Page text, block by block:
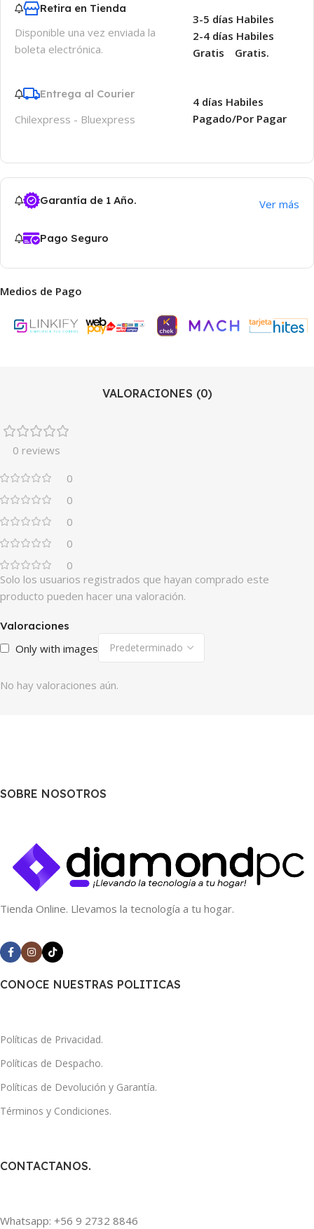
Retira en Tienda
Disponible una vez enviada la
boleta electrónica.
3-5 días Habiles
2-4 días Habiles
Gratis
Gratis.
Entrega al Courier
Chilexpress - Bluexpress
4 días Habiles
Pagado/Por Pagar
Garantía de 1 Año. Ver más
Pago Seguro
Medios de Pago
VALORACIONES (0)
0 reviews
0
0
0
0
0
Valoraciones
Only with images
No hay valoraciones aún.
Solo los usuarios registrados que hayan comprado este
producto pueden hacer una valoración.
SOBRE NOSOTROS
Tienda Online. Llevamos la tecnología a tu hogar.
CONOCE NUESTRAS POLITICAS
Políticas de Privacidad.
Políticas de Despacho.
Políticas de Devolución y Garantía.
Términos y Condiciones.
CONTACTANOS.
Whatsapp: +56 9 2732 8846